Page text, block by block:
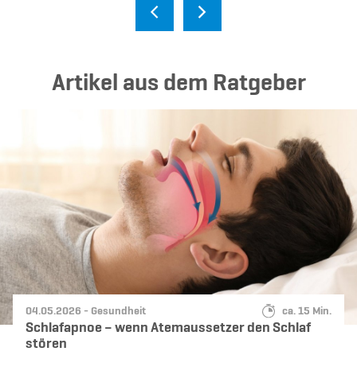
Ar­ti­kel aus dem Rat­ge­ber
Datum:
04.05.2026 - Kategorie:
Gesundheit Lesedauer:
ca. 15 Min.
Schlafapnoe – wenn Atemaussetzer den Schlaf
stören